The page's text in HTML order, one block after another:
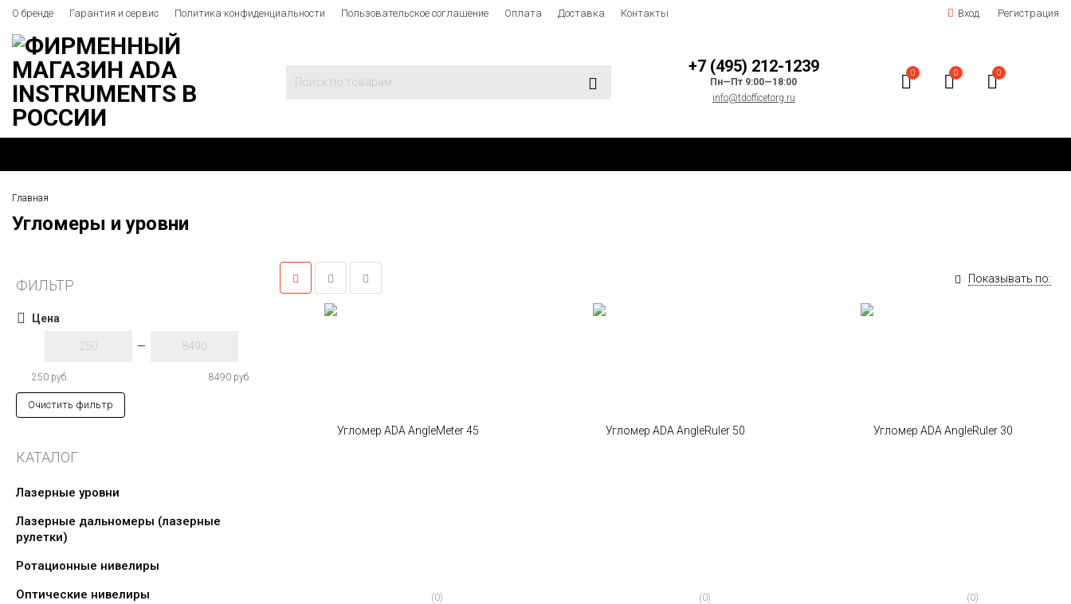
О бренде Гарантия и сервис Политика конфиденциальности Пользовательское соглашение Оплата Доставка Контакты Вход Регистрация
+7 (495) 212-1239
Пн—Пт 9:00—18:00
info@tdofficetorg.ru
0 0 0
Главная
Угломеры и уровни
ФИЛЬТР
Цена
—
250 руб. 8490 руб.
Очистить фильтр
КАТАЛОГ
Лазерные уровни
Лазерные дальномеры (лазерные
рулетки)
Ротационные нивелиры
Оптические нивелиры
Показывать по:
(0) (0) (0)